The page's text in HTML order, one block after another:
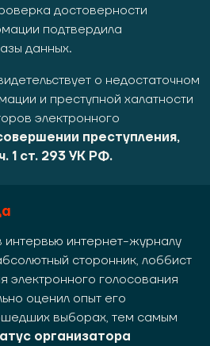
достоверности
подтвердила
данных.
о недостаточном
и преступной халатности
электронного
преступления,
1 ст. 293 УК РФ.
интервью интернет-журналу
сторонник, лоббист
электронного голосования
оценил опыт его
выборах, тем самым
организатора